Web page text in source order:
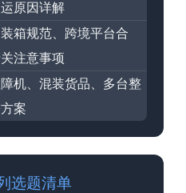
原因详解
箱规范、跨境平台合
注意事项
障机、混装货品、多台整
案
选题清单